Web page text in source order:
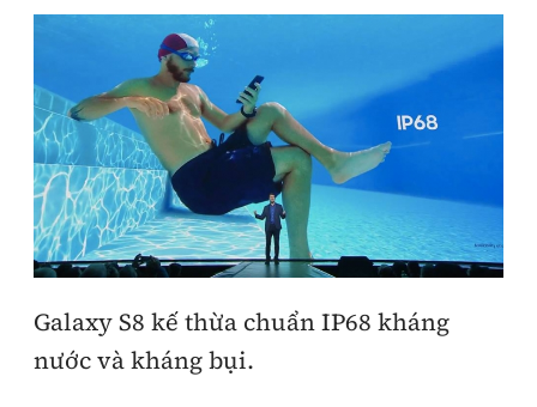
Galaxy S8 kế thừa chuẩn IP68 kháng
nước và kháng bụi.